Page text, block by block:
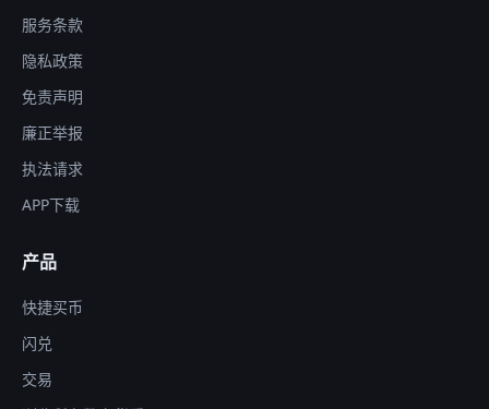
服务条款
隐私政策
免责声明
廉正举报
执法请求
APP下载
产品
快捷买币
闪兑
交易